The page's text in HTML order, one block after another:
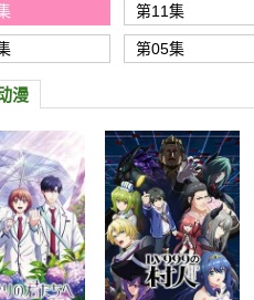
第11集
第05集
漫